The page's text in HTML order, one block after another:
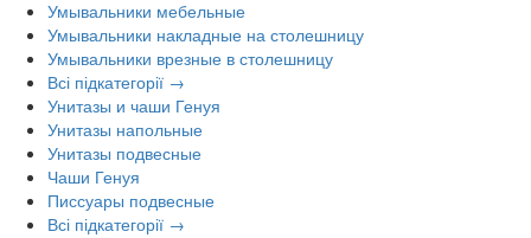
Умывальники мебельные
Умывальники накладные на столешницу
Умывальники врезные в столешницу
Всі підкатегорії →
Унитазы и чаши Генуя
Унитазы напольные
Унитазы подвесные
Чаши Генуя
Писсуары подвесные
Всі підкатегорії →